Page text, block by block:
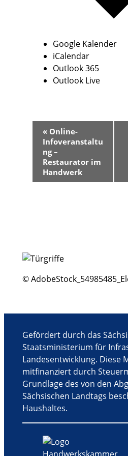
Google Kalender
iCalendar
Outlook 365
Outlook Live
n
g
-
a
i
g
a
t
i
o
n
«Online-
Infoveranstaltu
ng –
Restaurator im
Handwerk
©
Gefördert durch das
Staatsministerium für
Landesentwicklung. Diese
mitfinanziert durch
Grundlage des von den
Sächsischen Landtags
Haushaltes.